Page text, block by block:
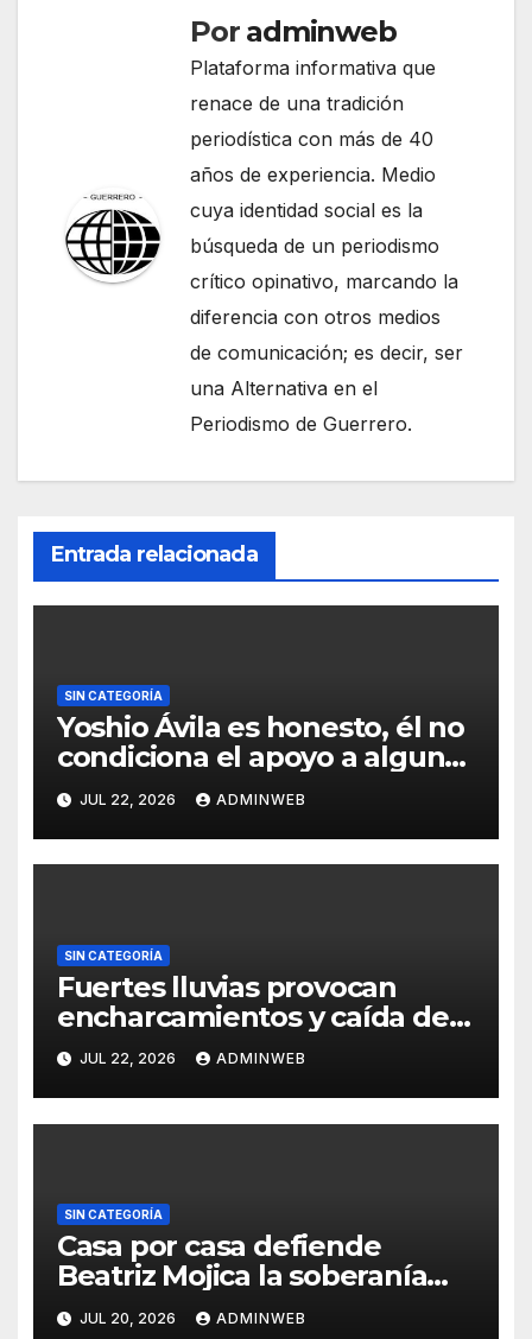
Por adminweb
Plataforma informativa que
renace de una tradición
periodística con más de 40
años de experiencia. Medio
cuya identidad social es la
búsqueda de un periodismo
crítico opinativo, marcando la
diferencia con otros medios
de comunicación; es decir, ser
una Alternativa en el
Periodismo de Guerrero.
Entrada relacionada
SIN CATEGORÍA
Yoshio Ávila es honesto, él no
condiciona el apoyo a alguna
figura política por una
candidatura
JUL 22, 2026 ADMINWEB
SIN CATEGORÍA
Fuertes lluvias provocan
encharcamientos y caída de
un árbol, sin daños graves en
Acapulco
JUL 22, 2026 ADMINWEB
SIN CATEGORÍA
Casa por casa defiende
Beatriz Mojica la soberanía
nacional en Tlapa
JUL 20, 2026 ADMINWEB